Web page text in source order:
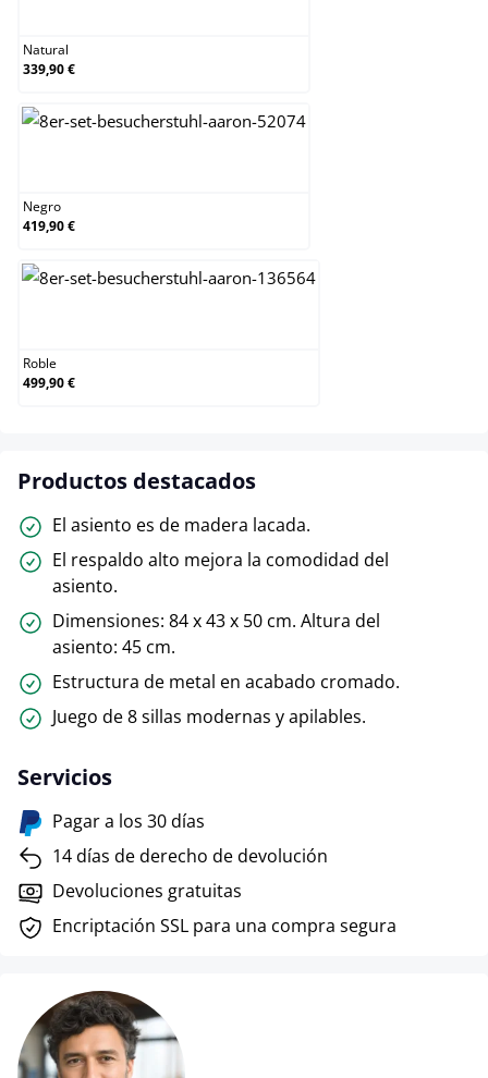
Natural
339,90 €
Negro
419,90 €
Roble
499,90 €
Productos destacados
El asiento es de madera lacada.
El respaldo alto mejora la comodidad del
asiento.
Dimensiones: 84 x 43 x 50 cm. Altura del
asiento: 45 cm.
Estructura de metal en acabado cromado.
Juego de 8 sillas modernas y apilables.
Servicios
Pagar a los 30 días
14 días de derecho de devolución
Devoluciones gratuitas
Encriptación SSL para una compra segura